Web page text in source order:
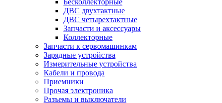
Бесколлекторные
ДВС двухтактные
ДВС четырехтактные
Запчасти и аксессуары
Коллекторные
Запчасти к сервомашинкам
Зарядные устройства
Измерительные устройства
Кабели и провода
Приемники
Прочая электроника
Разъемы и выключатели